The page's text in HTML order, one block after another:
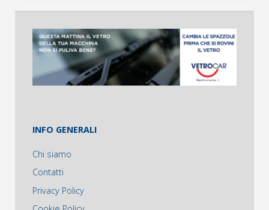
INFO GENERALI
Chi siamo
Contatti
Privacy Policy